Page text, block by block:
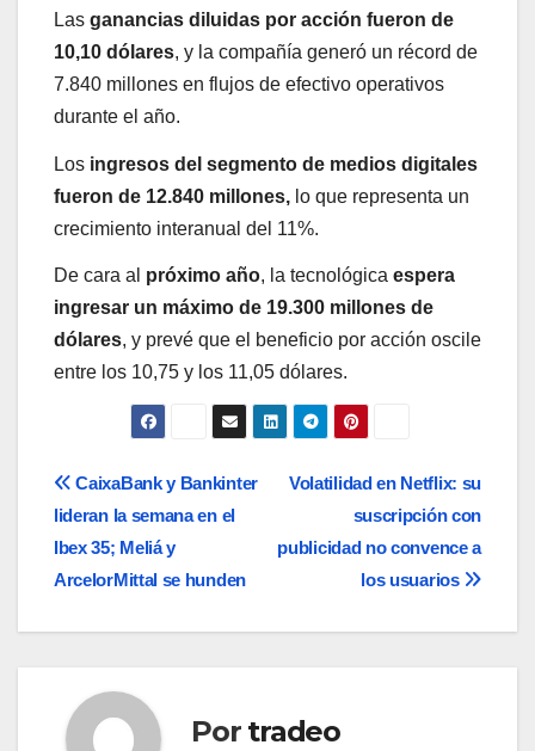
Las ganancias diluidas por acción fueron de
10,10 dólares, y la compañía generó un récord de
7.840 millones en flujos de efectivo operativos
durante el año.
Los ingresos del segmento de medios digitales
fueron de 12.840 millones, lo que representa un
crecimiento interanual del 11%.
De cara al próximo año, la tecnológica espera
ingresar un máximo de 19.300 millones de
dólares, y prevé que el beneficio por acción oscile
entre los 10,75 y los 11,05 dólares.
Navegación
de
entradas
Volatilidad en Netflix: su
suscripción con
publicidad no convence a
los usuarios
CaixaBank y Bankinter
lideran la semana en el
Ibex 35; Meliá y
ArcelorMittal se hunden
Por tradeo